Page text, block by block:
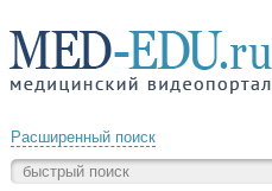
Расширенный поиск